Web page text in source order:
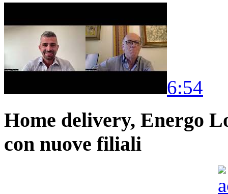
6:54
Home delivery, Energo
con nuove filiali